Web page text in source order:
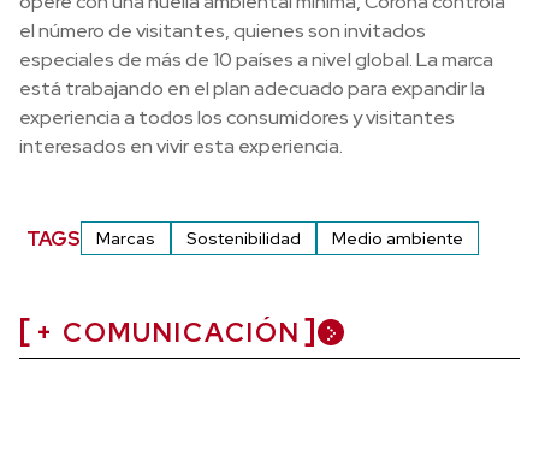
el número de visitantes, quienes son invitados
especiales de más de 10 países a nivel global. La marca
está trabajando en el plan adecuado para expandir la
experiencia a todos los consumidores y visitantes
interesados en vivir esta experiencia.
TAGS Marcas Sostenibilidad Medio ambiente
+ COMUNICACIÓN